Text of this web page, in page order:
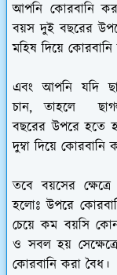
আপনি কোরবানি
বয়স দুই বছরের
মহিষ দিয়ে
এবং আপনি যদি
চান, তাহলে
বছরের উপরে হতে
দুম্বা দিয়ে কোরবানি
তবে বয়সের
হলোঃ উপরে
চেয়ে কম বয়সি
ও সবল হয়
কোরবানি করা বৈধ।